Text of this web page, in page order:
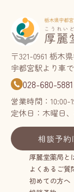
〒321-0961 栃木
宇都宮駅より車
028-680-5881
営業時間：10:00-
定休日：木曜日
相談予約
厚麗堂薬局と
よくあるご質
初めての方へ